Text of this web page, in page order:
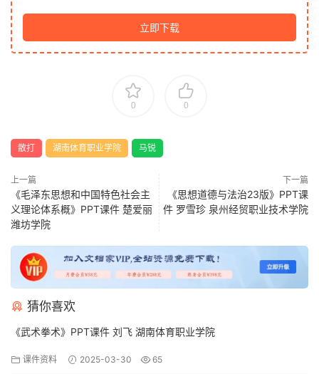
立即下载
0 0
散打 湖南体育职业学院 马锐
上一篇
《毛泽东思想和中国特色社会主
义理论体系概》PPT课件 楚爱丽
潍坊学院
下一篇
《思想道德与法治23版》PPT课
件 罗雪珍 泉州经贸职业技术学院
猜你喜欢
《武术拳术》PPT课件 刘飞 湖南体育职业学院
课件资料 2025-03-30 65